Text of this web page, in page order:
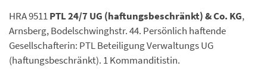
HRA 9511PTL 24/7 UG (haftungsbeschränkt) & Co. KG,
Arnsberg, Bodelschwinghstr. 44. Persönlich haftende
Gesellschafterin: PTL Beteiligung Verwaltungs UG
(haftungsbeschränkt). 1 Kommanditistin.